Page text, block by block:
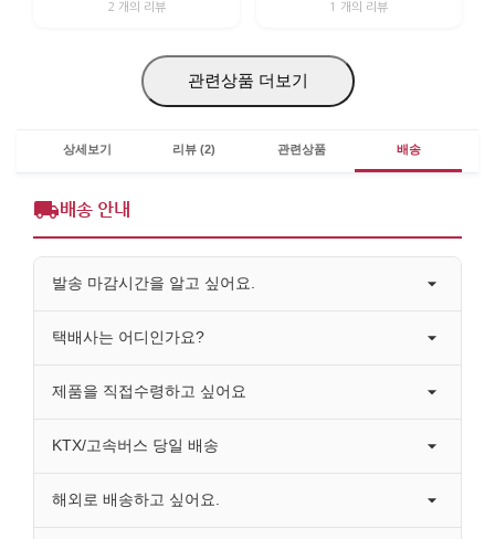
2 개의 리뷰 1 개의 리뷰
관련상품 더보기
상세보기 리뷰 (2) 관련상품 배송
배송 안내
발송 마감시간을 알고 싶어요.
택배사는 어디인가요?
제품을 직접수령하고 싶어요
KTX/고속버스 당일 배송
해외로 배송하고 싶어요.